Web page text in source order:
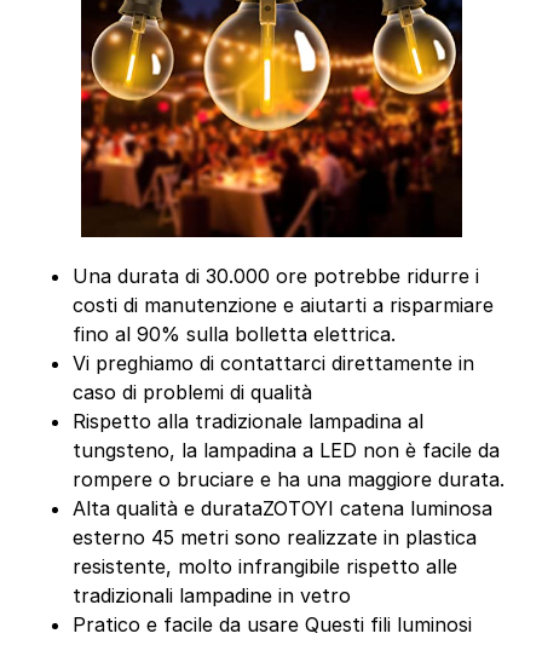
Una durata di 30.000 ore potrebbe ridurre i
costi di manutenzione e aiutarti a risparmiare
fino al 90% sulla bolletta elettrica.
Vi preghiamo di contattarci direttamente in
caso di problemi di qualità
Rispetto alla tradizionale lampadina al
tungsteno, la lampadina a LED non è facile da
rompere o bruciare e ha una maggiore durata.
Alta qualità e durataZOTOYI catena luminosa
esterno 45 metri sono realizzate in plastica
resistente, molto infrangibile rispetto alle
tradizionali lampadine in vetro
Pratico e facile da usare Questi fili luminosi